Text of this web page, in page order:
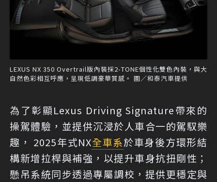
LEXUS NX 350 Overtrail版內裝採2-TONE個性化雙色內裝，與大
自然色彩相互呼應，呈現低調豪華質感。 圖／和泰汽車提供
為了彰顯Lexus Driving Signature帶來的
操駕體驗，並提供沉浸於人車合一的駕馭樂
趣， 2025年式NX全車系於車身後方環形結
構新增拉桿與補強，以提升車身抗扭剛性；
懸吊系統同步透過專屬調校，提供更穩定與